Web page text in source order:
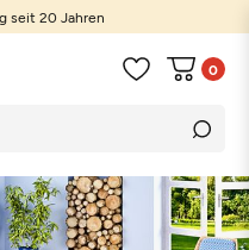
seit 20 Jahren
0